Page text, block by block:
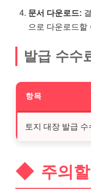
문서 다운로드:
으로 다운로드할
발급 수수
항목
토지 대장 발급 수
주의